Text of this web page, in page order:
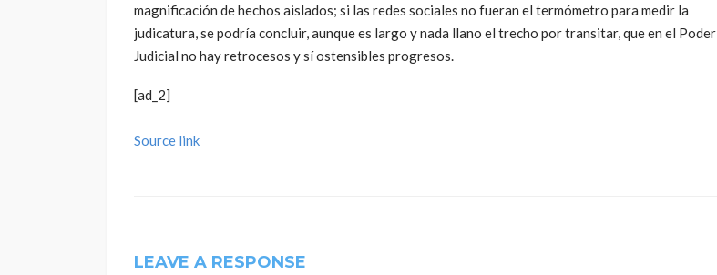
magnificación de hechos aislados; si las redes sociales no fueran el termómetro para medir la
judicatura, se podría concluir, aunque es largo y nada llano el trecho por transitar, que en el Poder
Judicial no hay retrocesos y sí ostensibles progresos.
[ad_2]
Source link
LEAVE A RESPONSE